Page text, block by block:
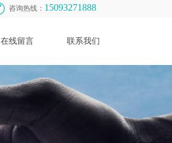
咨询热线： 15093271888
在线留言 联系我们